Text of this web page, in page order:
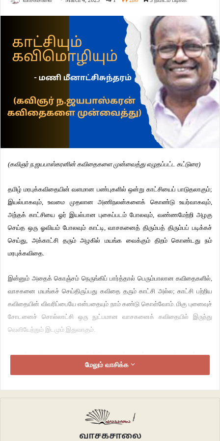
(கவிஞர் ந.ஜயபாஸ்கரனின் கவிதைகளை முன்வைத்து எழுதப்பட்ட கட்டுரை)
தமிழ் மரபுக்கவிதையின் வளமான பண்புகளில் ஒன்று காட்சியைப் பாடுதலாகும்;
இயல்பாகவும், உவமை முதலான அணிநலன்களைக் கொண்டு உயர்வாகவும்,
அந்தக் காட்சியை ஓர் இயல்பான புகைப்படம் போலவும், வண்ணமேற்றி அழகு
செய்த ஒரு ஓவியம் போலவும் காட்டி, வாசகனைத் திரும்பத் திரும்பப் படிக்கச்
செய்து, அக்காட்சி தரும் அழகில் மயங்க வைக்கும் திறம் கொண்டது நம்
மரபுக்கவிதை.
இன்னும் அதைக் கொஞ்சம் நெருங்கிப் பார்த்தால் பெரும்பாலான‌ கவிதைகளில்,
வாசகனை மயங்கச் செய்திருப்பது கவிதை தரும் காட்சி அல்ல; காட்சி பற்றிய
கவிதையின் விவரிப்பையே என்பதையும் நாம் கண்டு கொள்வோம். மிகு புனைவுச்
சோடனைச் சொல்லாட்சி ஒரு நுட்பமான வாசகனைக் கவிதையில் இருந்து
வெளியேற்றும் இடமும் இதுவாகும்.
ஆனால், நவீன கவிதை, மரபின் இந்த குணத்திலிருந்து மாறுபடவே செய்கிறது.
நவீன கவிதையில் காட்சியைக் கூறுவதென்பது ஒரு பாவனையாகவே
இருக்கிறது. நவீன கவிதையில் ஒரு காட்சியைக் கவிதையில் பேசும் கவிஞனுக்கு
மேலும் வாசிக்க
வாசகசாலை